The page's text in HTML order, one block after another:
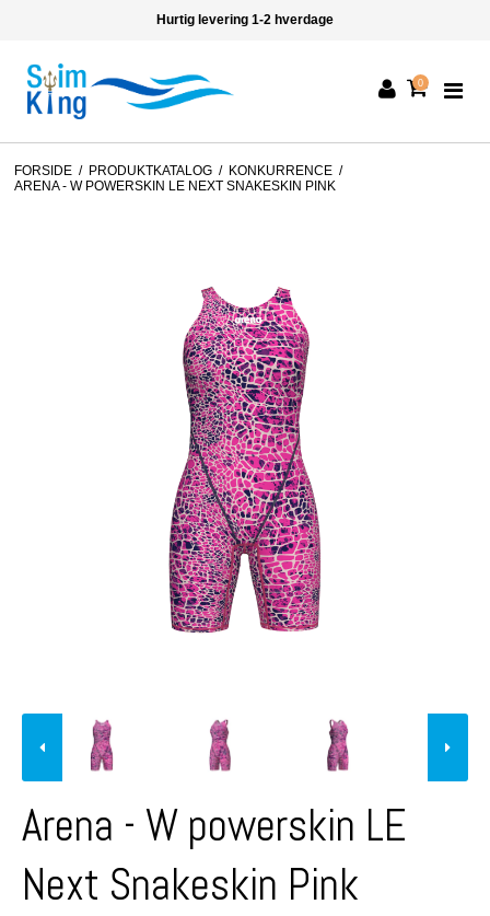
Hurtig levering 1-2 hverdage
0
FORSIDE / PRODUKTKATALOG / KONKURRENCE /
ARENA - W POWERSKIN LE NEXT SNAKESKIN PINK
Arena - W powerskin LE
Next Snakeskin Pink